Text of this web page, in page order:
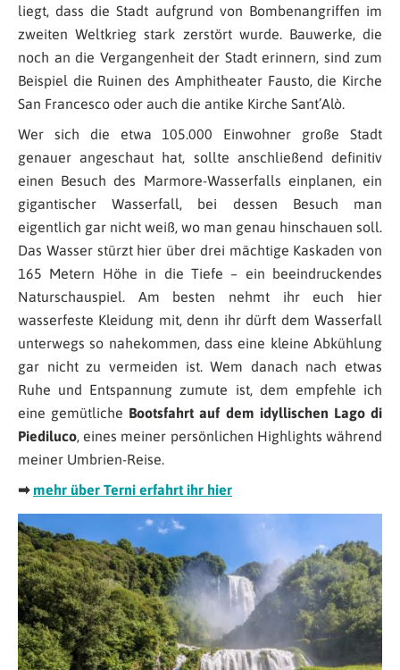
liegt, dass die Stadt aufgrund von Bombenangriffen im
zweiten Weltkrieg stark zerstört wurde. Bauwerke, die
noch an die Vergangenheit der Stadt erinnern, sind zum
Beispiel die Ruinen des Amphitheater Fausto, die Kirche
San Francesco oder auch die antike Kirche Sant’Alò.
Wer sich die etwa 105.000 Einwohner große Stadt
genauer angeschaut hat, sollte anschließend definitiv
einen Besuch des Marmore-Wasserfalls einplanen, ein
gigantischer Wasserfall, bei dessen Besuch man
eigentlich gar nicht weiß, wo man genau hinschauen soll.
Das Wasser stürzt hier über drei mächtige Kaskaden von
165 Metern Höhe in die Tiefe – ein beeindruckendes
Naturschauspiel. Am besten nehmt ihr euch hier
wasserfeste Kleidung mit, denn ihr dürft dem Wasserfall
unterwegs so nahekommen, dass eine kleine Abkühlung
gar nicht zu vermeiden ist. Wem danach nach etwas
Ruhe und Entspannung zumute ist, dem empfehle ich
eine gemütliche Bootsfahrt auf dem idyllischen Lago di
Piediluco, eines meiner persönlichen Highlights während
meiner Umbrien-Reise.
➡mehr über Terni erfahrt ihr hier